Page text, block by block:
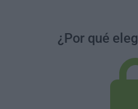
¿Por qué